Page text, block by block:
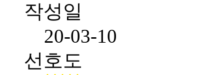
작성일
20-03-10
선호도